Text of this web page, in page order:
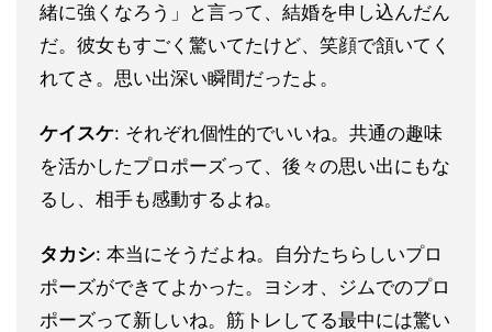
緒に強くなろう」と言って、結婚を申し込んだん
だ。彼女もすごく驚いてたけど、笑顔で頷いてく
れてさ。思い出深い瞬間だったよ。
ケイスケ: それぞれ個性的でいいね。共通の趣味
を活かしたプロポーズって、後々の思い出にもな
るし、相手も感動するよね。
タカシ: 本当にそうだよね。自分たちらしいプロ
ポーズができてよかった。ヨシオ、ジムでのプロ
ポーズって新しいね。筋トレしてる最中には驚い